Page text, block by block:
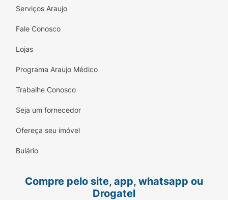
Serviços Araujo
Fale Conosco
Lojas
Programa Araujo Médico
Trabalhe Conosco
Seja um fornecedor
Ofereça seu imóvel
Bulário
Compre pelo site, app, whatsapp ou
Drogatel